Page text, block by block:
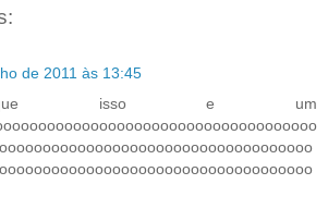
de 2011 às 13:45
isso e um